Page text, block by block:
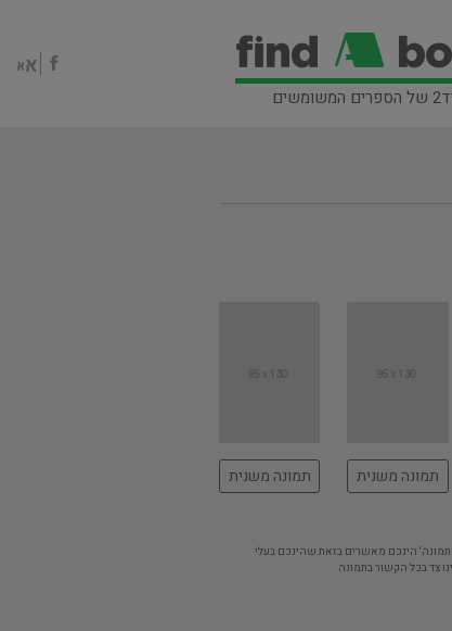
תמונה משנית תמונה משנית
הינכם מאשרים בזאת שהינכם בעלי
צד בכל הקשור בתמונה